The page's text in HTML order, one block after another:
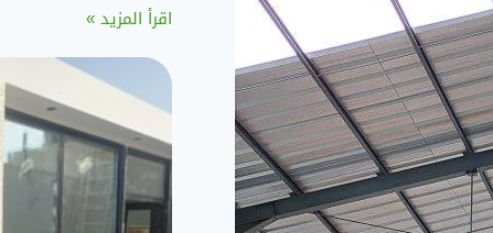
اقرأ المزيد »